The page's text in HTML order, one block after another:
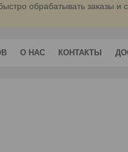
обрабатывать заказы
О НАС КОНТАКТЫ